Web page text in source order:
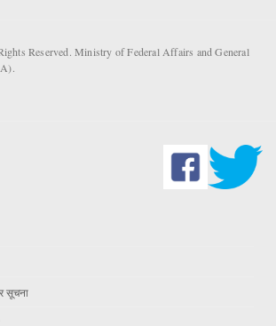
Reserved. Ministry of Federal Affairs and General
सूचना